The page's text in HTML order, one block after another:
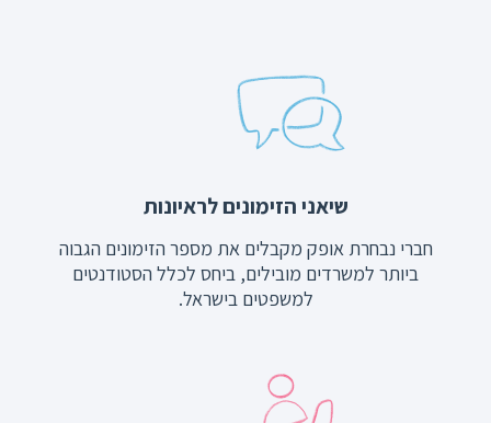
שיאני הזימונים לראיונות
חברי נבחרת אופק מקבלים את מספר הזימונים הגבוה
ביותר למשרדים מובילים, ביחס לכלל הסטודנטים
למשפטים בישראל.